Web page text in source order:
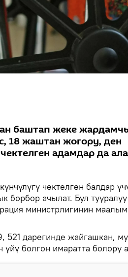
баштап жеке
18 жаштан жогору, ден
адамдар да ала
чектелген балдар
борбор ачылат. Бул
министрлигинин
521 дарегинде жайгашкан,
үйү болгон имаратта болору